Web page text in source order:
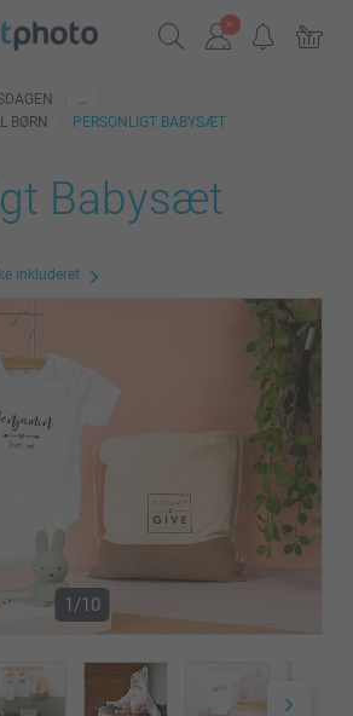
BØRN
PERSONLIGT BABYSÆT
Babysæt
inkluderet
1/10